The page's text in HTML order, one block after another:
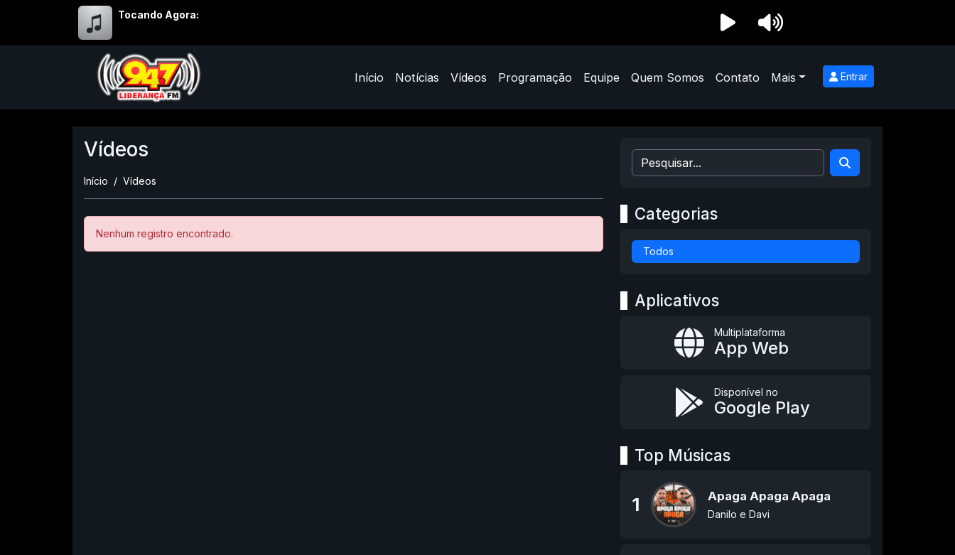
Tocando Agora:
Início Notícias Vídeos Programação Equipe Quem Somos Contato Mais Entrar
Vídeos
Início Vídeos
Nenhum registro encontrado.
Categorias
Todos
Aplicativos
Multiplataforma
App Web
Disponível no
Google Play
Top Músicas
1 Apaga Apaga Apaga
Danilo e Davi